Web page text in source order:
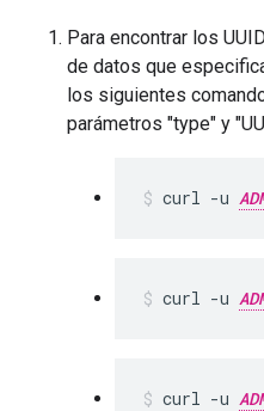
Para encontrar los
de datos que
los siguientes
parámetros "type" y
curl -u
curl -u
curl -u